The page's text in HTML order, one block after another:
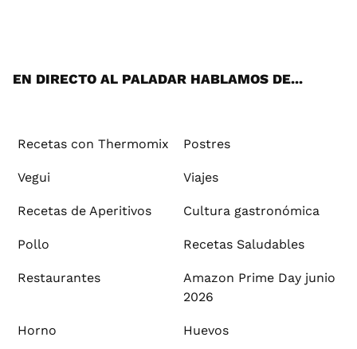
EN DIRECTO AL PALADAR HABLAMOS DE...
Recetas con Thermomix Postres
Vegui Viajes
Recetas de Aperitivos Cultura gastronómica
Pollo Recetas Saludables
Restaurantes
Amazon Prime Day junio
2026
Horno Huevos